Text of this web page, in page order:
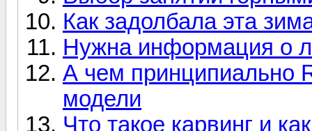
Как задолбала эта
Нужна информация о
А чем принципиально
модели
Что такое карвинг и